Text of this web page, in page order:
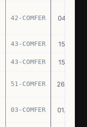
42-COMFER 04.11.76
43-COMFER 15.11.76
43-COMFER 15.11.76
51-COMFER 26.12.76
03-COMFER 01.02.77